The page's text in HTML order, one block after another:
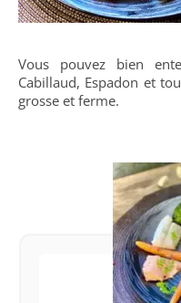
Vous pouvez bien
Cabillaud, Espadon et
grosse et ferme.